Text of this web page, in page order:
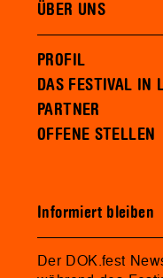
ÜBER UNS
PROFIL
DAS FESTIVAL IN
PARTNER
OFFENE STELLEN
Informiert bleiben
Der DOK.fest